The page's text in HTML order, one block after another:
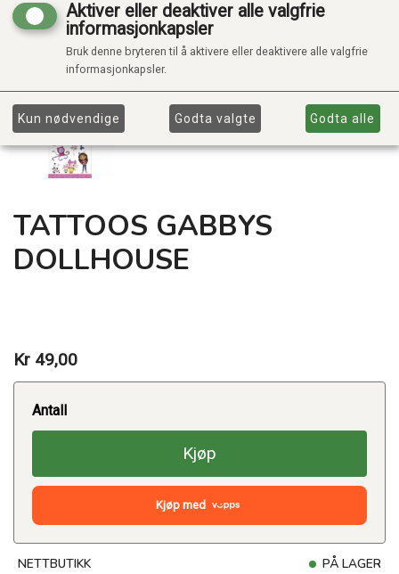
TATTOOS GABBYS
DOLLHOUSE
Kr 49,00
Antall
Kjøp
Kjøp med
NETTBUTIKK PÅ LAGER
Aktiver eller deaktiver alle valgfrie
informasjonkapsler
Bruk denne bryteren til å aktivere eller deaktivere alle valgfrie
informasjonkapsler.
Kun nødvendige Godta valgte Godta alle